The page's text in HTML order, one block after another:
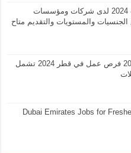
وظائف في الامارات 2024 لدى شركات ومؤسسات
الجنسيات والمستويات والتقديم متاح
وظائف في قطر 2024 فرص عمل في قطر 2024 تشمل
Dubai Emirates Jobs for